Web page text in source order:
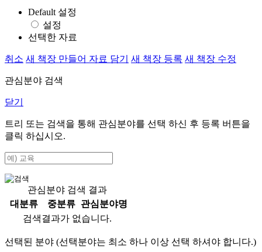
Default 설정
설정
선택한 자료
취소 새 책장 만들어 자료 담기 새 책장 등록 새 책장 수정
관심분야 검색
닫기
트리 또는 검색을 통해 관심분야를 선택 하신 후 등록 버튼을
클릭 하십시오.
관심분야 검색 결과
대분류
중분류
관심분야명
검색결과가 없습니다.
선택된 분야 (선택분야는 최소 하나 이상 선택 하셔야 합니다.)